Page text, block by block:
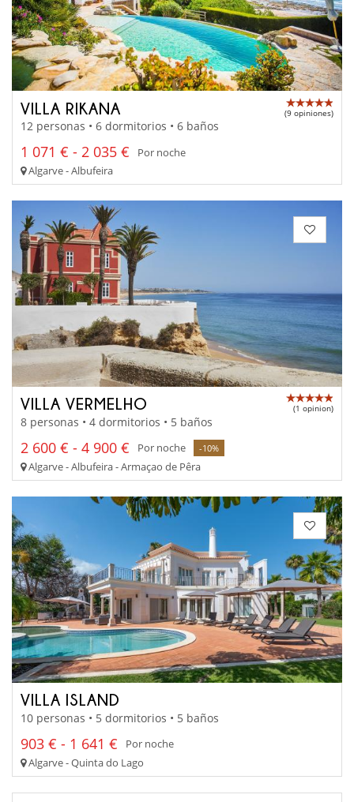
VILLA RIKANA (9 opiniones)
12 personas • 6 dormitorios • 6 baños
1 071 € - 2 035 €
Por noche
Algarve - Albufeira
VILLA VERMELHO (1 opinion)
8 personas • 4 dormitorios • 5 baños
2 600 € - 4 900 € Por noche -10%
Algarve - Albufeira - Armaçao de Pêra
VILLA ISLAND
10 personas • 5 dormitorios • 5 baños
903 € - 1 641 €
Por noche
Algarve - Quinta do Lago